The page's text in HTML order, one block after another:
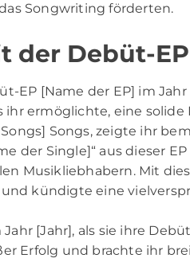
Songwriting förderten.
der Debüt-EP
EP [Name der EP] im
ermöglichte, eine solide
Songs, zeigte ihr
der Single]“ aus dieser
Musikliebhabern. Mit
kündigte eine
[Jahr], als sie ihre
Erfolg und brachte ihr